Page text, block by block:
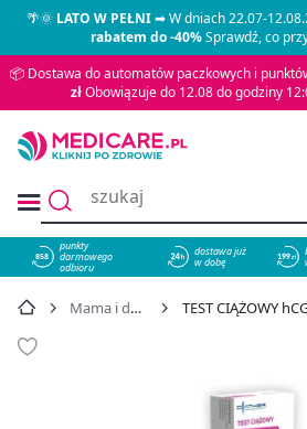
🌴🌞LATO W PEŁNI➡ W dniach 22.07-
rabatem do -40%Sprawdź, co
📦 Dostawa do automatów paczkowych i
złObowiązuje do 12.08 do godziny
858
punkty
darmowego
odbioru
dostawa już
w dobę
Mama i dziecko TEST CIĄŻOWY hCG